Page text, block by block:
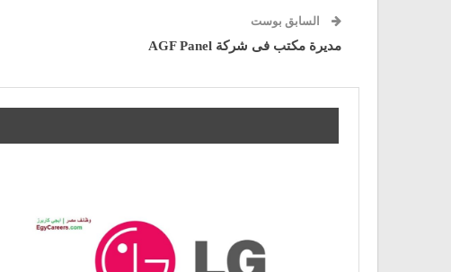
السابق بوست
مديرة مكتب فى شركة AGF Panel